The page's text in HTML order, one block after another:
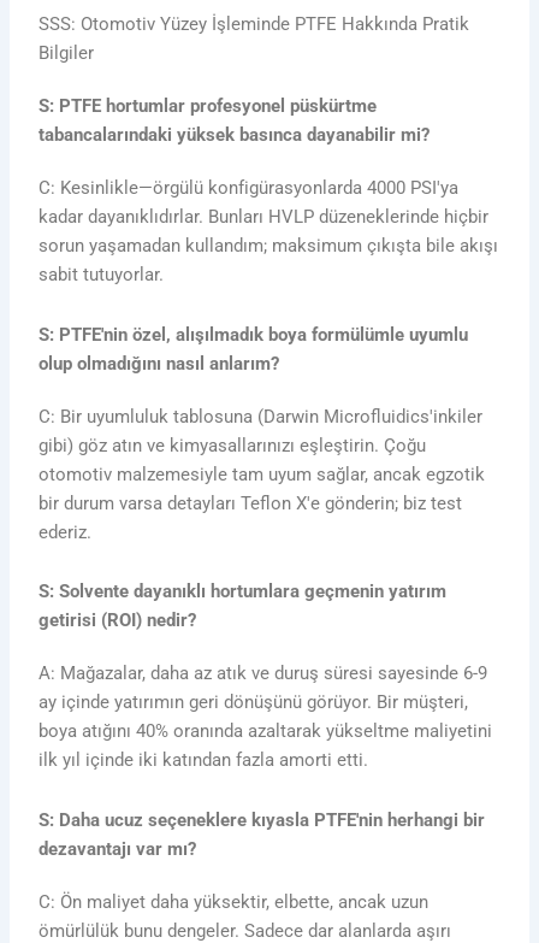
SSS: Otomotiv Yüzey İşleminde PTFE Hakkında Pratik
Bilgiler
S: PTFE hortumlar profesyonel püskürtme
tabancalarındaki yüksek basınca dayanabilir mi?
C: Kesinlikle—örgülü konfigürasyonlarda 4000 PSI'ya
kadar dayanıklıdırlar. Bunları HVLP düzeneklerinde hiçbir
sorun yaşamadan kullandım; maksimum çıkışta bile akışı
sabit tutuyorlar.
S: PTFE'nin özel, alışılmadık boya formülümle uyumlu
olup olmadığını nasıl anlarım?
C: Bir uyumluluk tablosuna (Darwin Microfluidics'inkiler
gibi) göz atın ve kimyasallarınızı eşleştirin. Çoğu
otomotiv malzemesiyle tam uyum sağlar, ancak egzotik
bir durum varsa detayları Teflon X'e gönderin; biz test
ederiz.
S: Solvente dayanıklı hortumlara geçmenin yatırım
getirisi (ROI) nedir?
A: Mağazalar, daha az atık ve duruş süresi sayesinde 6-9
ay içinde yatırımın geri dönüşünü görüyor. Bir müşteri,
boya atığını 40% oranında azaltarak yükseltme maliyetini
ilk yıl içinde iki katından fazla amorti etti.
S: Daha ucuz seçeneklere kıyasla PTFE'nin herhangi bir
dezavantajı var mı?
C: Ön maliyet daha yüksektir, elbette, ancak uzun
ömürlülük bunu dengeler. Sadece dar alanlarda aşırı